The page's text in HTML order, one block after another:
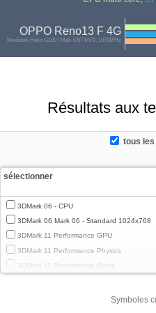
OPPO Reno13 F 4G
Mediatek Helio G100 | Mali-G57 MP2, 1070MHz
Résultats aux
tous
sélectionner
3DMark 06 - CPU
3DMark 06 Mark 06 - Standard 1024x768
3DMark 11 Performance GPU
3DMark 11 Performance Physics
3DMark 11 Performance Score
Symboles